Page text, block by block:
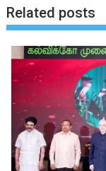
Related posts